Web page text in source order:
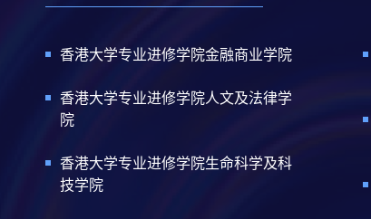
香港大学专业进修学院金融商业学院
香港大学专业进修学院人文及法律学
院
香港大学专业进修学院生命科学及科
技学院